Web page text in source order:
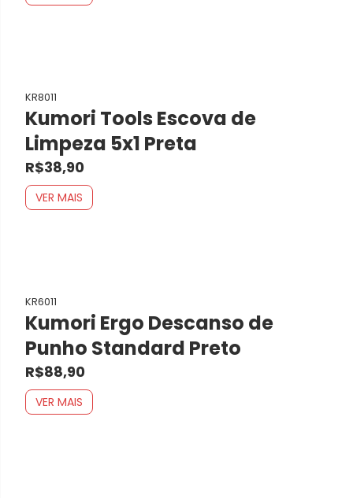
KR8011
Kumori Tools Escova de
Limpeza 5x1 Preta
R$38,90
VER MAIS
KR6011
Kumori Ergo Descanso de
Punho Standard Preto
R$88,90
VER MAIS